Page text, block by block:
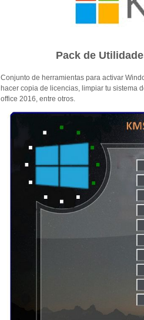
Pack de
Conjunto de herramientas para activar
hacer copia de licencias, limpiar tu sistema
office 2016, entre otros.